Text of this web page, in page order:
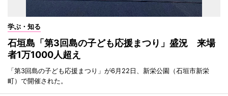
学ぶ・知る
石垣島「第3回島の子ども応援まつり」盛況 来場
者1万1000人超え
「第3回島の子ども応援まつり」が6月22日、新栄公園（石垣市新栄
町）で開催された。